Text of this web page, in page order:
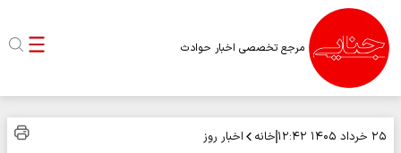
مرجع تخصصی اخبار حوادث
۲۵ خرداد ۱۴۰۵ ۱۲:۴۲ خانه اخبار روز